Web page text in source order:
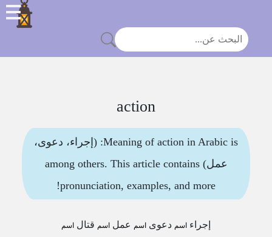
action
Meaning of action in Arabic is: (إجراء، دعوى،
عمل) among others. This article contains
pronunciation, examples, and more!
إجراء اسم دعوى اسم عمل اسم قتال اسم